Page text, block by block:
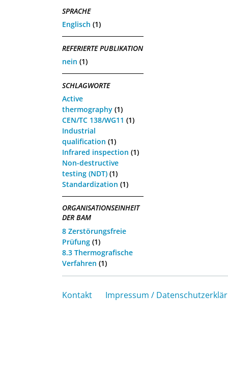
SPRACHE
Englisch (1)
REFERIERTE PUBLIKATION
nein (1)
SCHLAGWORTE
Active
thermography (1)
CEN/TC 138/WG11 (1)
Industrial
qualification (1)
Infrared inspection (1)
Non-destructive
testing (NDT) (1)
Standardization (1)
ORGANISATIONSEINHEIT
DER BAM
8 Zerstörungsfreie
Prüfung (1)
8.3 Thermografische
Verfahren (1)
Kontakt Impressum /